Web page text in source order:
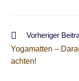
Weitere
Artikel
ansehen
Vorheriger
Yogamatten –
achten!